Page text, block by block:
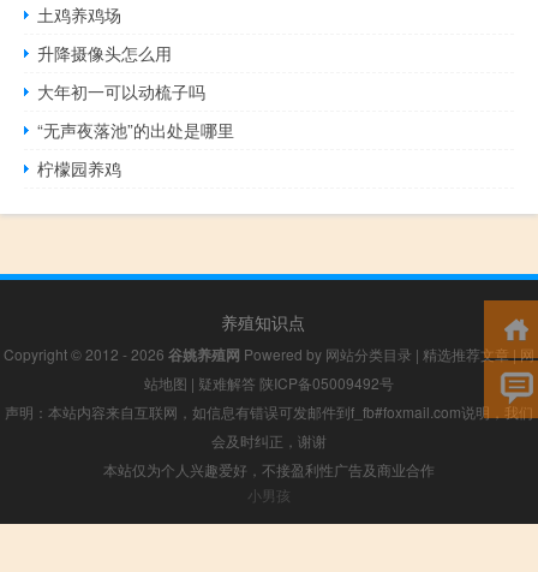
土鸡养鸡场
升降摄像头怎么用
大年初一可以动梳子吗
“无声夜落池”的出处是哪里
柠檬园养鸡
养殖知识点
Copyright © 2012 - 2026 谷姚养殖网 Powered by 网站分类目录 | 精选推荐文章|网
站地图 | 疑难解答 陕ICP备05009492号
声明：本站内容来自互联网，如信息有错误可发邮件到f_fb#foxmail.com说明，我们
会及时纠正，谢谢
本站仅为个人兴趣爱好，不接盈利性广告及商业合作
小男孩